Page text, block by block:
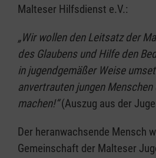
Malteser Hilfsdienst e.V.:
„Wir wollen den Leitsatz der
des Glaubens und Hilfe den
in jugendgemäßer Weise
anvertrauten jungen Menschen
machen!“(Auszug aus der
Der heranwachsende Mensch
Gemeinschaft der Malteser